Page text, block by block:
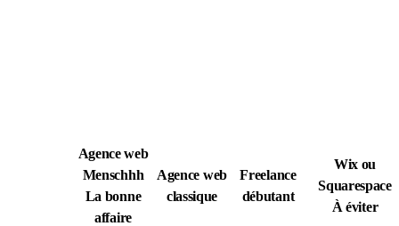
Agence web
Menschhh
La bonne
affaire
Agence web
classique
Freelance
débutant
Wix ou
Squarespace
À éviter